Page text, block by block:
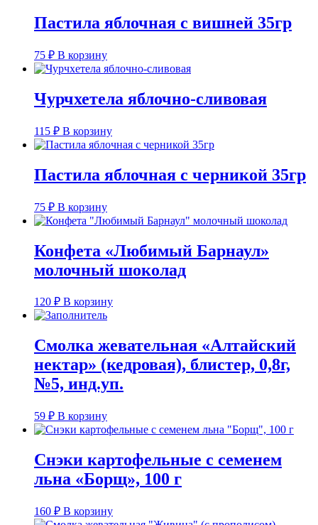
Пастила яблочная с вишней 35гр
75 ₽ В корзину
Чурчхетела яблочно-сливовая
115 ₽ В корзину
Пастила яблочная с черникой 35гр
75 ₽ В корзину
Конфета «Любимый Барнаул»
молочный шоколад
120 ₽ В корзину
Смолка жевательная «Алтайский
нектар» (кедровая), блистер, 0,8г,
№5, инд.уп.
59 ₽ В корзину
Снэки картофельные с семенем
льна «Борщ», 100 г
160 ₽ В корзину